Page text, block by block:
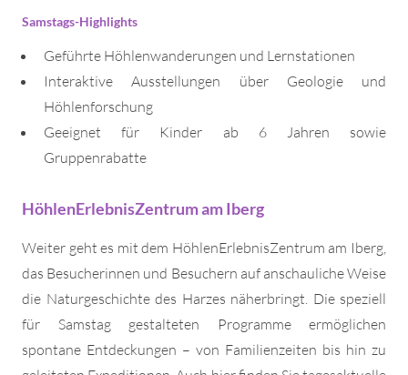
Samstags-Highlights
Geführte Höhlenwanderungen und Lernstationen
Interaktive Ausstellungen über Geologie und
Höhlenforschung
Geeignet für Kinder ab 6 Jahren sowie
Gruppenrabatte
HöhlenErlebnisZentrum am Iberg
Weiter geht es mit dem HöhlenErlebnisZentrum am Iberg,
das Besucherinnen und Besuchern auf anschauliche Weise
die Naturgeschichte des Harzes näherbringt. Die speziell
für Samstag gestalteten Programme ermöglichen
spontane Entdeckungen – von Familienzeiten bis hin zu